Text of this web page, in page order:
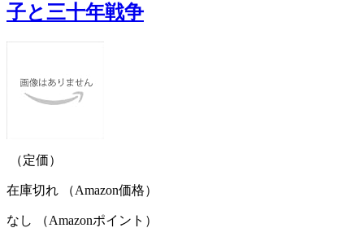
子と三十年戦争
（定価）
在庫切れ （Amazon価格）
なし （Amazonポイント）